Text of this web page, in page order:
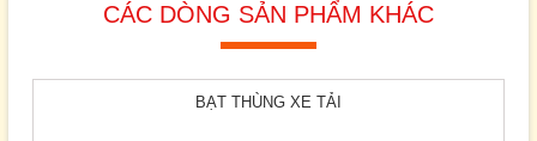
CÁC DÒNG SẢN PHẨM KHÁC
BẠT THÙNG XE TẢI